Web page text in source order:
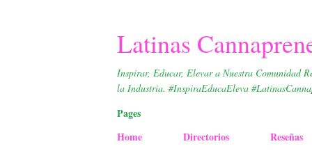
Latinas
Inspirar, Educar, Elevar a Nuestra Comunidad
la Industria. #InspiraEducaEleva
Pages
Home
Directorios Reseñas